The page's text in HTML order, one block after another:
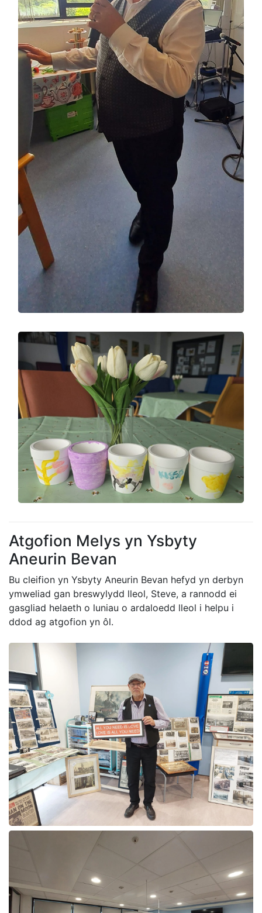
Atgofion Melys yn Ysbyty
Aneurin Bevan
Bu cleifion yn Ysbyty Aneurin Bevan hefyd yn derbyn
ymweliad gan breswylydd lleol, Steve, a rannodd ei
gasgliad helaeth o luniau o ardaloedd lleol i helpu i
ddod ag atgofion yn ôl.